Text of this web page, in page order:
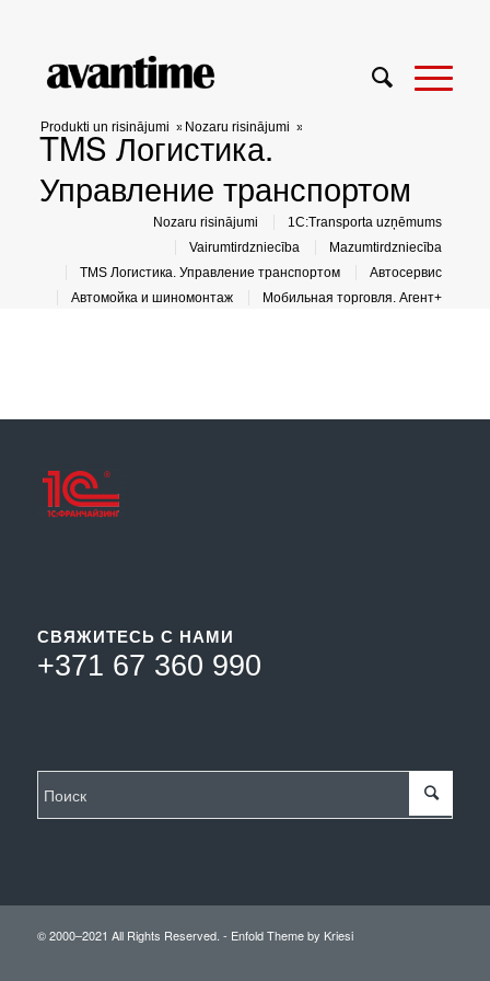
Produkti un risinājumi » Nozaru risinājumi »
TMS Логистика.
Управление транспортом
Nozaru risinājumi
1C:Transporta uzņēmums
Vairumtirdzniecība
Mazumtirdzniecība
TMS Логистика. Управление транспортом
Автосервис
Автомойка и шиномонтаж
Мобильная торговля. Агент+
СВЯЖИТЕСЬ С НАМИ
+371 67 360 990
© 2000–2021 All Rights Reserved. - Enfold Theme by Kriesi